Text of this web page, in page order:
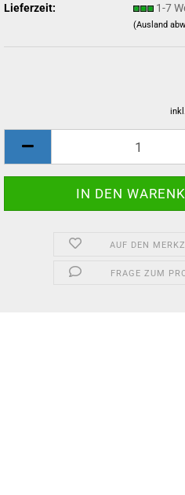
Lieferzeit:
1-7
(Ausland
AUF DEN
FRAGE ZUM